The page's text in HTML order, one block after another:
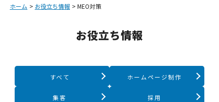
ホーム お役立ち情報 MEO対策
お役立ち情報
すべて ホームページ制作
集客 採用